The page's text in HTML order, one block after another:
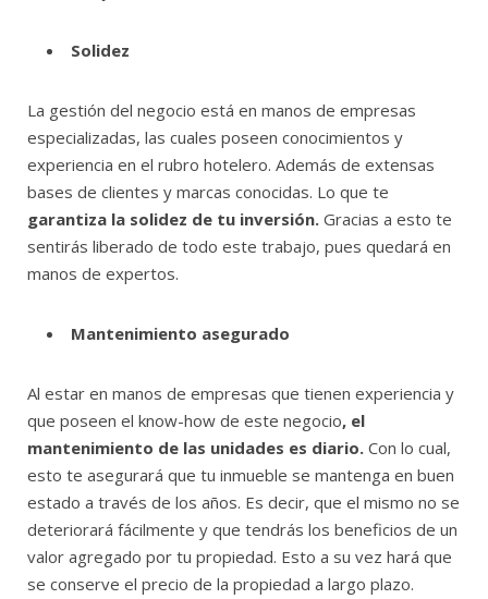
Solidez
La gestión del negocio está en manos de empresas
especializadas, las cuales poseen conocimientos y
experiencia en el rubro hotelero. Además de extensas
bases de clientes y marcas conocidas. Lo que te
garantiza la solidez de tu inversión. Gracias a esto te
sentirás liberado de todo este trabajo, pues quedará en
manos de expertos.
Mantenimiento asegurado
Al estar en manos de empresas que tienen experiencia y
que poseen el know-how de este negocio, el
mantenimiento de las unidades es diario. Con lo cual,
esto te asegurará que tu inmueble se mantenga en buen
estado a través de los años. Es decir, que el mismo no se
deteriorará fácilmente y que tendrás los beneficios de un
valor agregado por tu propiedad. Esto a su vez hará que
se conserve el precio de la propiedad a largo plazo.